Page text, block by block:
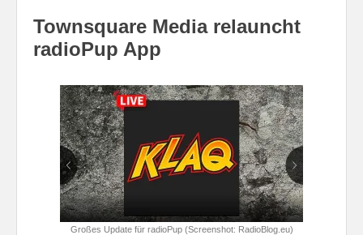
Townsquare Media relauncht
radioPup App
Großes Update für radioPup (Screenshot: RadioBlog.eu)